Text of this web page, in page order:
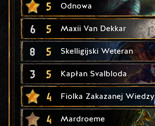
5 Odnowa
6 5 Maxii Van Dekkar
8 5 Skelligijski Weteran
3 5 Kapłan Svalbloda
4 Fiolka Zakazanej Wiedzy
4 Mardroeme